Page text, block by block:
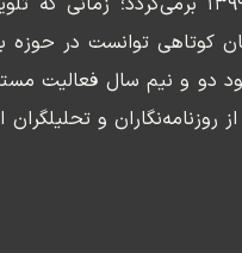
کوتاهی توانست در حوزه
دو و نیم سال فعالیت
از روزنامه‌نگاران و